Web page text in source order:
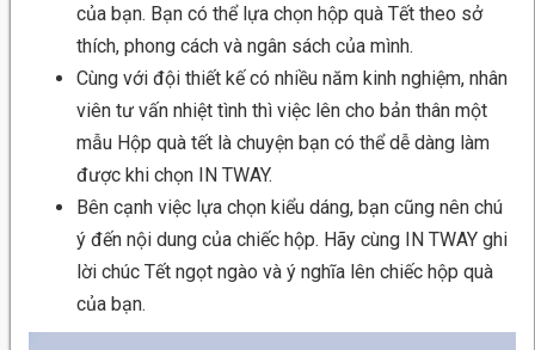
của bạn. Bạn có thể lựa chọn hộp quà Tết theo sở
thích, phong cách và ngân sách của mình.
Cùng với đội thiết kế có nhiều năm kinh nghiệm, nhân
viên tư vấn nhiệt tình thì việc lên cho bản thân một
mẫu Hộp quà tết là chuyện bạn có thể dễ dàng làm
được khi chọn IN TWAY.
Bên cạnh việc lựa chọn kiểu dáng, bạn cũng nên chú
ý đến nội dung của chiếc hộp. Hãy cùng IN TWAY ghi
lời chúc Tết ngọt ngào và ý nghĩa lên chiếc hộp quà
của bạn.